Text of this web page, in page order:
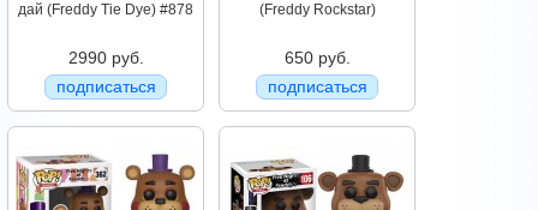
дай (Freddy Tie Dye) #878
2990 руб.
подписаться
(Freddy Rockstar)
650 руб.
подписаться